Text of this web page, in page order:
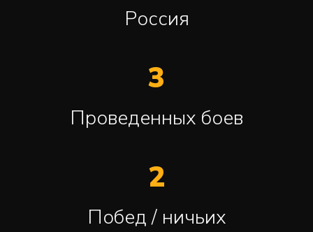
Россия
3
Проведенных боев
2
Побед / ничьих